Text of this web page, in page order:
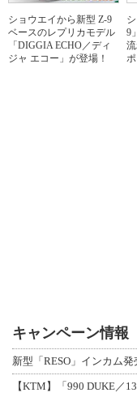
ショウエイから新型 Z-9
ベースのレプリカモデル
「DIGGIA ECHO／ディ
ジャ エコー」が登場！
9
キャンペーン情報
【KTM】「990 DUKE／